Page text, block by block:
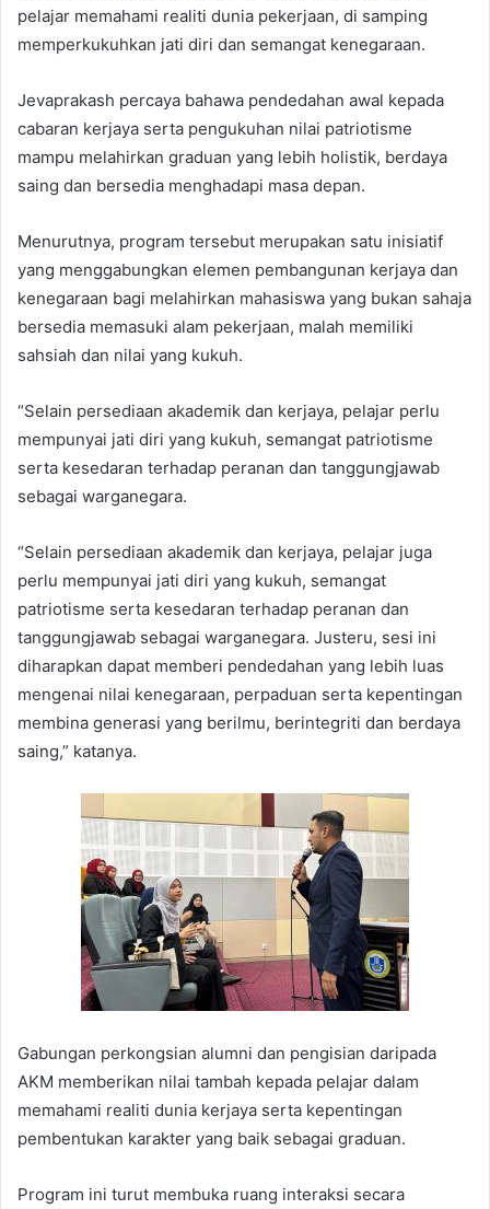
pelajar memahami realiti dunia pekerjaan, di samping
memperkukuhkan jati diri dan semangat kenegaraan.
Jevaprakash percaya bahawa pendedahan awal kepada
cabaran kerjaya serta pengukuhan nilai patriotisme
mampu melahirkan graduan yang lebih holistik, berdaya
saing dan bersedia menghadapi masa depan.
Menurutnya, program tersebut merupakan satu inisiatif
yang menggabungkan elemen pembangunan kerjaya dan
kenegaraan bagi melahirkan mahasiswa yang bukan sahaja
bersedia memasuki alam pekerjaan, malah memiliki
sahsiah dan nilai yang kukuh.
“Selain persediaan akademik dan kerjaya, pelajar perlu
mempunyai jati diri yang kukuh, semangat patriotisme
serta kesedaran terhadap peranan dan tanggungjawab
sebagai warganegara.
“Selain persediaan akademik dan kerjaya, pelajar juga
perlu mempunyai jati diri yang kukuh, semangat
patriotisme serta kesedaran terhadap peranan dan
tanggungjawab sebagai warganegara. Justeru, sesi ini
diharapkan dapat memberi pendedahan yang lebih luas
mengenai nilai kenegaraan, perpaduan serta kepentingan
membina generasi yang berilmu, berintegriti dan berdaya
saing,” katanya.
Gabungan perkongsian alumni dan pengisian daripada
AKM memberikan nilai tambah kepada pelajar dalam
memahami realiti dunia kerjaya serta kepentingan
pembentukan karakter yang baik sebagai graduan.
Program ini turut membuka ruang interaksi secara